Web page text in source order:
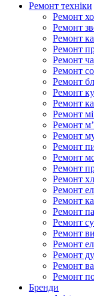
Ремонт техніки
Ремонт
Ремонт
Ремонт
Ремонт
Ремонт
Ремонт
Ремонт
Ремонт
Ремонт
Ремонт
Ремонт
Ремонт
Ремонт
Ремонт
Ремонт
Ремонт
Ремонт
Ремонт
Ремонт
Ремонт
Ремонт
Ремонт
Ремонт
Ремонт
Ремонт
Бренди